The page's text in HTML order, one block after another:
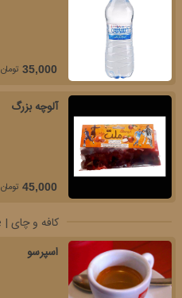
35,000 تومان
آلوچه بزرگ
45,000 تومان
کافه و چای | coffee
اسپرسو